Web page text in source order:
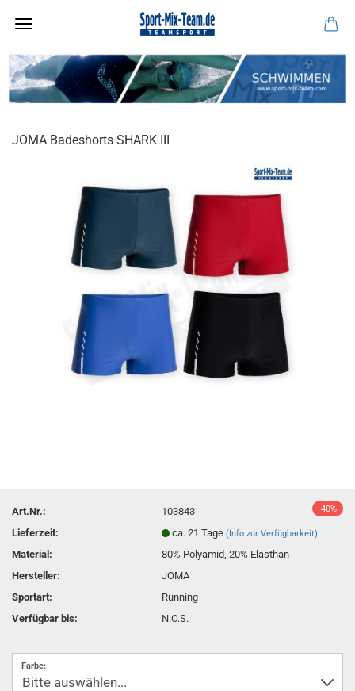
JOMA Badeshorts SHARK III
-40%
Art.Nr.:
103843
Lieferzeit:
ca. 21 Tage(Info zur Verfügbarkeit)
Material:
80% Polyamid, 20% Elasthan
Hersteller:
JOMA
Sportart:
Running
Verfügbar bis:
N.O.S.
Farbe: